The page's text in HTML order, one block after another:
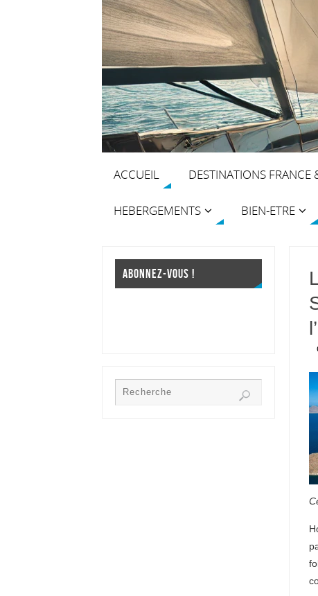
ACCUEIL DESTINATIONS
HEBERGEMENTS BIEN-ETRE
ABONNEZ-VOUS !